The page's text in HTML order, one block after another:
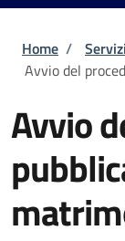
Briciole
Home / Servizi
Avvio del
Avvio